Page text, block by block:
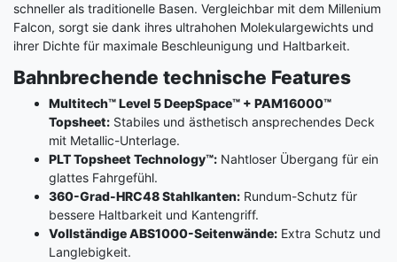
schneller als traditionelle Basen. Vergleichbar mit dem Millenium
Falcon, sorgt sie dank ihres ultrahohen Molekulargewichts und
ihrer Dichte für maximale Beschleunigung und Haltbarkeit.
Bahnbrechende technische Features
Multitech™ Level 5 DeepSpace™ + PAM16000™
Topsheet: Stabiles und ästhetisch ansprechendes Deck
mit Metallic-Unterlage.
PLT Topsheet Technology™: Nahtloser Übergang für ein
glattes Fahrgefühl.
360-Grad-HRC48 Stahlkanten: Rundum-Schutz für
bessere Haltbarkeit und Kantengriff.
Vollständige ABS1000-Seitenwände: Extra Schutz und
Langlebigkeit.